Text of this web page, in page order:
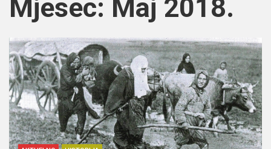
Mjesec: Maj 2018.